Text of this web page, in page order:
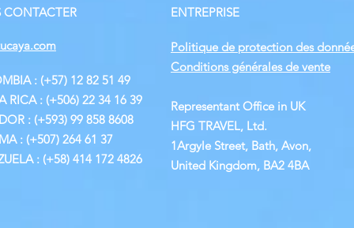
CONTACTER
: (+57) 12 82 51 49
RICA : (+506) 22 34 16 39
: (+593) 99 858 8608
: (+507) 264 61 37
: (+58) 414 172 4826
ENTREPRISE
Politique de protection des
Conditions générales de vente
Representant Office in UK
HFG TRAVEL, Ltd.
1Argyle Street, Bath, Avon,
United Kingdom, BA2 4BA